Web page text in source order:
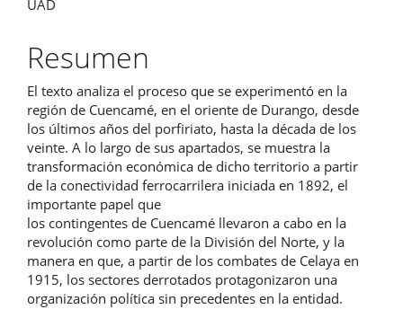
principal
del
artículo
UAD
Resumen
El texto analiza el proceso que se experimentó en la
región de Cuencamé, en el oriente de Durango, desde
los últimos años del porfiriato, hasta la década de los
veinte. A lo largo de sus apartados, se muestra la
transformación económica de dicho territorio a partir
de la conectividad ferrocarrilera iniciada en 1892, el
importante papel que
los contingentes de Cuencamé llevaron a cabo en la
revolución como parte de la División del Norte, y la
manera en que, a partir de los combates de Celaya en
1915, los sectores derrotados protagonizaron una
organización política sin precedentes en la entidad.